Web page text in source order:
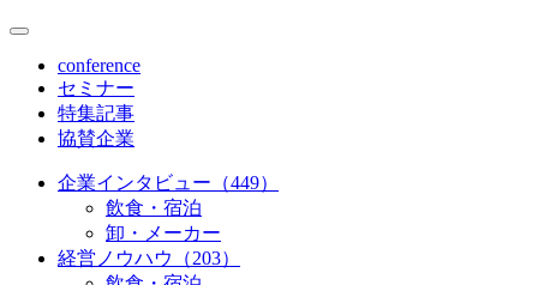
conference
セミナー
特集記事
協賛企業
企業インタビュー（449）
飲食・宿泊
卸・メーカー
経営ノウハウ（203）